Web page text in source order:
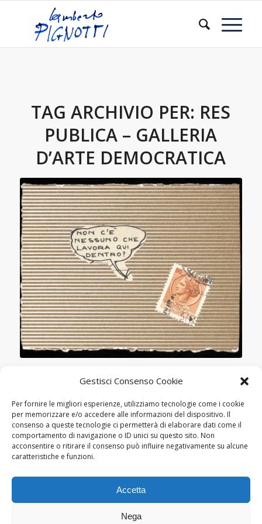
Gestisci Consenso Cookie
Per fornire le migliori esperienze, utilizziamo tecnologie come i cookie
per memorizzare e/o accedere alle informazioni del dispositivo. Il
consenso a queste tecnologie ci permetterà di elaborare dati come il
comportamento di navigazione o ID unici su questo sito. Non
acconsentire o ritirare il consenso può influire negativamente su alcune
caratteristiche e funzioni.
Accetta
Nega
TAG ARCHIVIO PER: RES
PUBLICA – GALLERIA
D’ARTE DEMOCRATICA
TORINO, RES PUBLICA – GALLERIA
D’ARTE DEMOCRATICA: “PAROLE
DIPINTE, IMMAGINI SCRITTE.
RICERCHE VERBO-VISIVE DAGLI
ANNI SESSANTA AD OGGI”